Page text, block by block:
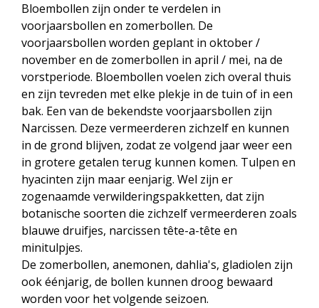
Bloembollen zijn onder te verdelen in
voorjaarsbollen en zomerbollen. De
voorjaarsbollen worden geplant in oktober /
november en de zomerbollen in april / mei, na de
vorstperiode. Bloembollen voelen zich overal thuis
en zijn tevreden met elke plekje in de tuin of in een
bak. Een van de bekendste voorjaarsbollen zijn
Narcissen. Deze vermeerderen zichzelf en kunnen
in de grond blijven, zodat ze volgend jaar weer een
in grotere getalen terug kunnen komen. Tulpen en
hyacinten zijn maar eenjarig. Wel zijn er
zogenaamde verwilderingspakketten, dat zijn
botanische soorten die zichzelf vermeerderen zoals
blauwe druifjes, narcissen tête-a-tête en
minitulpjes.
De zomerbollen, anemonen, dahlia's, gladiolen zijn
ook éénjarig, de bollen kunnen droog bewaard
worden voor het volgende seizoen.